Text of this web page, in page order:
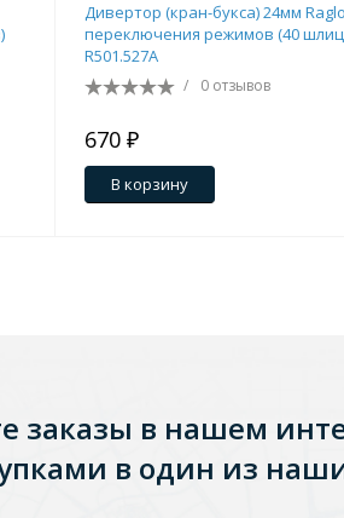
Дивертор (кран-букса) 24мм Raglo
переключения режимов (40
R501.527A
/ 0 отзывов
670 ₽
В корзину
заказы в нашем
в один из